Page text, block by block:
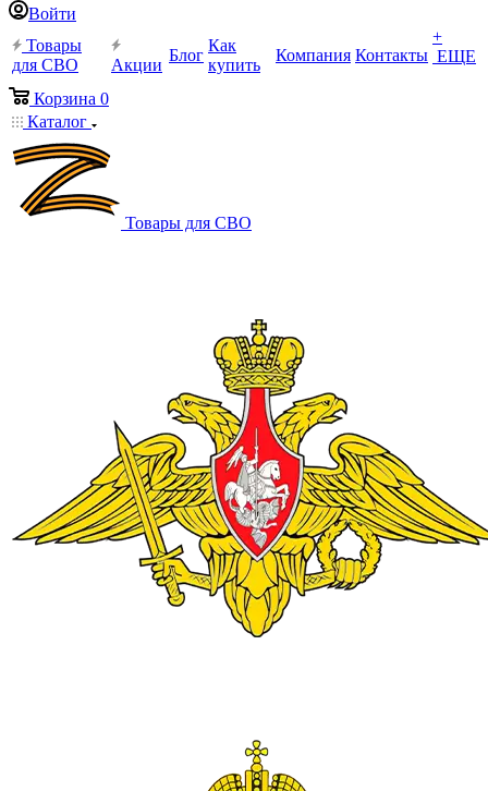
Войти
Товары
для СВО
Акции
Блог
Как
купить
Компания Контакты
+
ЕЩЕ
Корзина 0
Каталог
Товары для СВО